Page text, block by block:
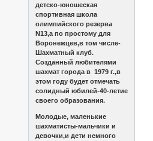
детско-юношеская
спортивная школа
олимпийского резерва
N13,а по простому для
Воронежцев,в том числе-
Шахматный клуб.
Созданный любителями
шахмат города в 1979 г.,в
этом году будет отмечать
солидный юбилей-40-летие
своего образования.
Молодые, маленькие
шахматисты-мальчики и
девочки,и дети немного